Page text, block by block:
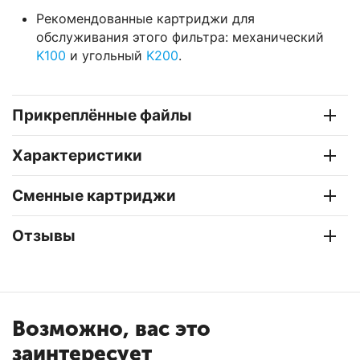
Рекомендованные картриджи для
обслуживания этого фильтра: механический
K100 и угольный K200.
Прикреплённые файлы
Характеристики
Сменные картриджи
Отзывы
Возможно, вас это
заинтересует